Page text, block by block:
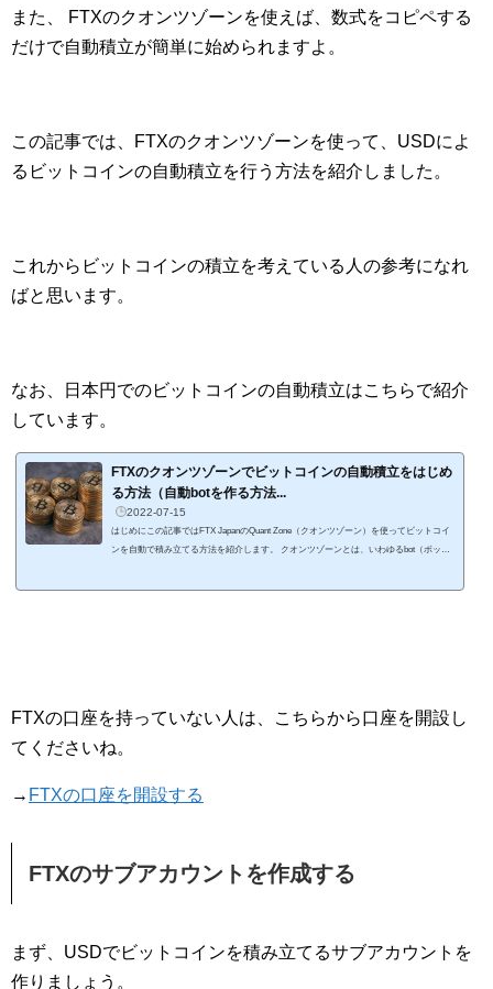
また、 FTXのクオンツゾーンを使えば、数式をコピペする
だけで自動積立が簡単に始められますよ。
この記事では、FTXのクオンツゾーンを使って、USDによ
るビットコインの自動積立を行う方法を紹介しました。
これからビットコインの積立を考えている人の参考になれ
ばと思います。
なお、日本円でのビットコインの自動積立はこちらで紹介
しています。
FTXのクオンツゾーンでビットコインの自動積立をはじめ
る方法（自動botを作る方法...
2022-07-15
はじめにこの記事ではFTX JapanのQuant Zone（クオンツゾーン）を使ってビットコイ
ンを自動で積み立てる方法を紹介します。 クオンツゾーンとは、いわゆるbot（ボッ
FTXの口座を持っていない人は、こちらから口座を開設し
てくださいね。
→ FTXの口座を開設する
FTXのサブアカウントを作成する
まず、USDでビットコインを積み立てるサブアカウントを
作りましょう。